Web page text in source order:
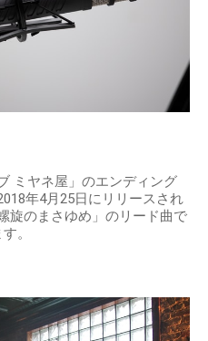
ミヤネ屋」のエンディング
年4月25日にリリースされ
旋のまさゆめ」のリード曲で
。